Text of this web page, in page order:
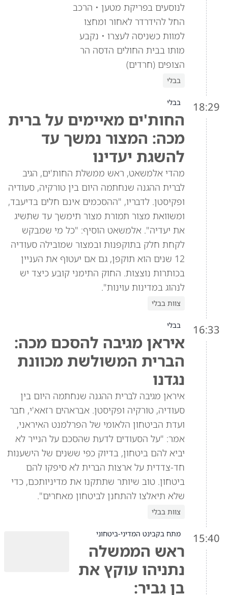
לנוסעים בפריקת מטען • הרכב
החל להידרדר לאחור ומחצו
למוות כשניסה לעצרו • נקבע
מותו בבית החולים הדסה הר
הצופים (חרדים)
בבלי
18:29 בבלי
החות'ים מאיימים על ברית
מכה: המצור נמשך עד
להשגת יעדינו
מהדי אלמשאט, ראש ממשלת החות'ים, הגיב
לברית ההגנה שנחתמה היום בין טורקיה, סעודיה
ופקיסטן. לדבריו, "ההסכמים אינם חלים בדיעבד,
ומשוואת מצור תמורת מצור תימשך עד שתשיג
את יעדיה". אלמשאט הוסיף: "כל מי שמבקש
לקחת חלק בתוקפנות ובמצור שמובילה סעודיה
12 שנים הוא תוקפן, גם אם יעטוף את העניין
בכותרות נוצצות. החוק התימני קובע כיצד יש
לנהוג במדינות עוינות".
צוות בבלי
16:33 בבלי
איראן מגיבה להסכם מכה:
הברית המשולשת מכוונת
נגדנו
איראן מגיבה לברית ההגנה שנחתמה היום בין
סעודיה, טורקיה ופקיסטן. אבראהים רזאא'י, חבר
ועדת הביטחון הלאומי של הפרלמנט האיראני,
אמר: "על הסעודים לדעת שהסכם על הנייר לא
יביא להם ביטחון, בדיוק כפי ששנים של הישענות
חד-צדדית על ארצות הברית לא סיפקו להם
ביטחון. טוב שיותר שתתקנו את מדיניותכם, כדי
שלא תיאלצו להתחנן לביטחון מאחרים".
צוות בבלי
15:40 מתח בקבינט המדיני-ביטחוני
ראש הממשלה
נתניהו עוקץ את
בן גביר: